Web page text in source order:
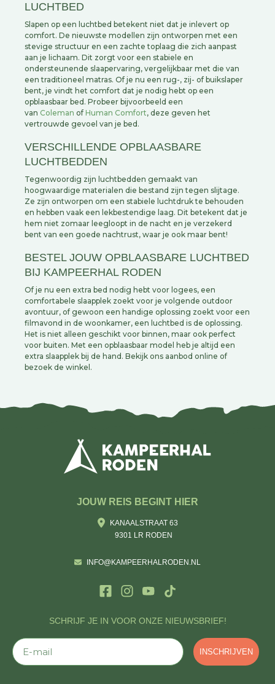
LUCHTBED
Slapen op een luchtbed betekent niet dat je inlevert op
comfort. De nieuwste modellen zijn ontworpen met een
stevige structuur en een zachte toplaag die zich aanpast
aan je lichaam. Dit zorgt voor een stabiele en
ondersteunende slaapervaring, vergelijkbaar met die van
een traditioneel matras. Of je nu een rug-, zij- of buikslaper
bent, je vindt het comfort dat je nodig hebt op een
opblaasbaar bed. Probeer bijvoorbeeld een
van Coleman of Human Comfort, deze geven het
vertrouwde gevoel van je bed.
VERSCHILLENDE OPBLAASBARE
LUCHTBEDDEN
Tegenwoordig zijn luchtbedden gemaakt van
hoogwaardige materialen die bestand zijn tegen slijtage.
Ze zijn ontworpen om een stabiele luchtdruk te behouden
en hebben vaak een lekbestendige laag. Dit betekent dat je
hem niet zomaar leegloopt in de nacht en je verzekerd
bent van een goede nachtrust, waar je ook maar bent!
BESTEL JOUW OPBLAASBARE LUCHTBED
BIJ KAMPEERHAL RODEN
Of je nu een extra bed nodig hebt voor logees, een
comfortabele slaapplek zoekt voor je volgende outdoor
avontuur, of gewoon een handige oplossing zoekt voor een
filmavond in de woonkamer, een luchtbed is de oplossing.
Het is niet alleen geschikt voor binnen, maar ook perfect
voor buiten. Met een opblaasbaar model heb je altijd een
extra slaapplek bij de hand. Bekijk ons aanbod online of
bezoek de winkel.
SCHRIJF JE IN VOOR ONZE NIEUWSBRIEF!
E-mail
INSCHRIJVEN
JOUW REIS BEGINT HIER
KANAALSTRAAT 63
9301 LR RODEN
INFO@KAMPEERHALRODEN.NL